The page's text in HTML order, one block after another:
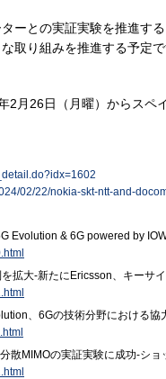
ーとの実証実験を推進す
取り組みを推進する予定
2月26日（月曜）からス
02/22/nokia-skt-ntt-and-
Evolution & 6G powered by
拡大-新たにEricsson、キーサ
、6Gの技術分野における
散MIMOの実証実験に成功-シ